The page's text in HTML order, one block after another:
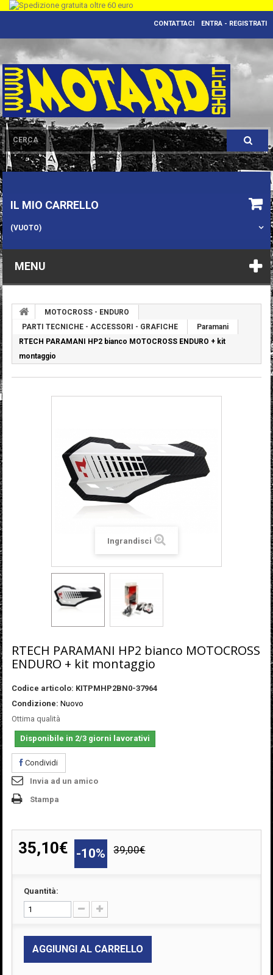
ENTRA - REGISTRATI
CONTATTACI
IL MIO CARRELLO
(VUOTO)
MENU
MOTOCROSS - ENDURO
PARTI TECNICHE - ACCESSORI - GRAFICHE
Paramani
RTECH PARAMANI HP2 bianco MOTOCROSS ENDURO + kit
montaggio
Ingrandisci
RTECH PARAMANI HP2 bianco MOTOCROSS
ENDURO + kit montaggio
Codice articolo: KITPMHP2BN0-37964
Condizione: Nuovo
Ottima qualità
Disponibile in 2/3 giorni lavorativi
Condividi
Invia ad un amico
Stampa
35,10€ -10% 39,00€
Quantità:
AGGIUNGI AL CARRELLO